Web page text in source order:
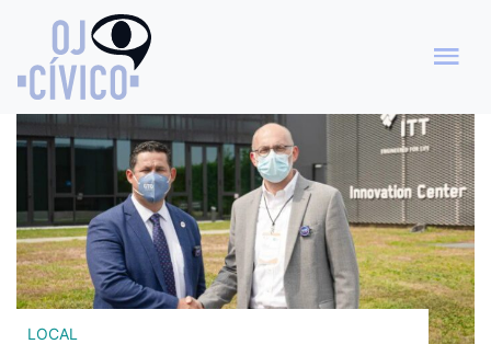
Archivo de etiquetas: Ferrero
LOCAL